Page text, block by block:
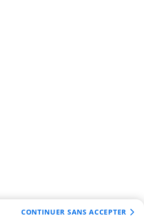
CONTINUER SANS ACCEPTER